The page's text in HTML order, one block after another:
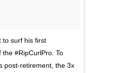
to surf his first
#RipCurlPro. To
post-retirement, the 3x